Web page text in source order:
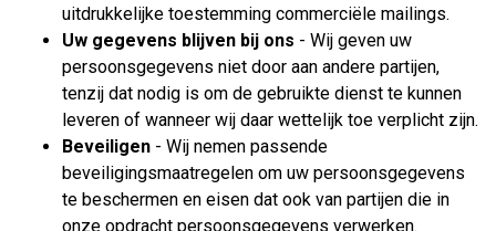
uitdrukkelijke toestemming commerciële mailings.
Uw gegevens blijven bij ons - Wij geven uw
persoonsgegevens niet door aan andere partijen,
tenzij dat nodig is om de gebruikte dienst te kunnen
leveren of wanneer wij daar wettelijk toe verplicht zijn.
Beveiligen - Wij nemen passende
beveiligingsmaatregelen om uw persoonsgegevens
te beschermen en eisen dat ook van partijen die in
onze opdracht persoonsgegevens verwerken.